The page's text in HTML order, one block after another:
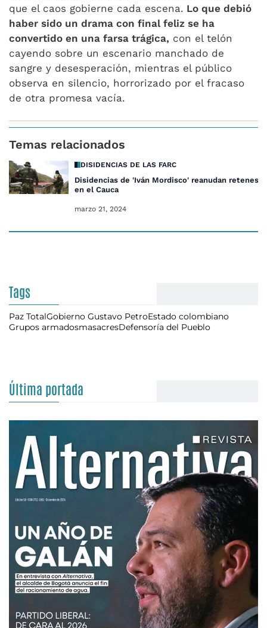
que el caos gobierne cada escena. Lo que debió
haber sido un drama con final feliz se ha
convertido en una farsa trágica, con el telón
cayendo sobre un escenario manchado de
sangre y desesperación, mientras el público
observa en silencio, horrorizado por el fracaso
de otra promesa vacía.
Temas relacionados
DISIDENCIAS DE LAS FARC
Disidencias de 'Iván Mordisco' reanudan retenes
en el Cauca
marzo 21, 2024
Tags
Paz TotalGobierno Gustavo PetroEstado colombiano
Grupos armadosmasacresDefensoría del Pueblo
Última portada